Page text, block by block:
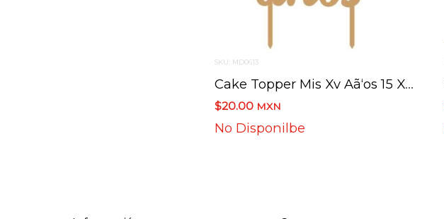
SKU: MD0613
Cake Topper Mis Xv Aã‘os 15 X 21.7 C
$20.00 MXN
No Disponilbe